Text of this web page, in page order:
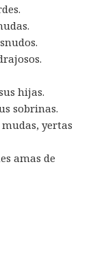
hijas.
sobrinas.
yertas
amas de